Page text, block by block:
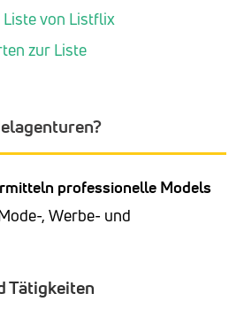
von Listflix
zur Liste
professionelle Models
, Werbe- und
Tätigkeiten